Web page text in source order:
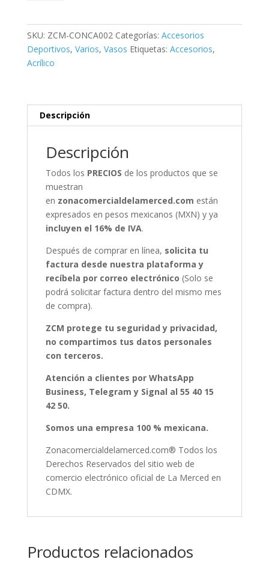
SKU: ZCM-CONCA002 Categorías: Accesorios
Deportivos, Varios, Vasos Etiquetas: Accesorios,
Acrílico
Descripción
Descripción
Todos los PRECIOS de los productos que se
muestran
en zonacomercialdelamerced.com están
expresados en pesos mexicanos (MXN) y ya
incluyen el 16% de IVA.
Después de comprar en línea, solicita tu
factura desde nuestra plataforma y
recíbela por correo electrónico (Solo se
podrá solicitar factura dentro del mismo mes
de compra).
ZCM protege tu seguridad y privacidad,
no compartimos tus datos personales
con terceros.
Atención a clientes por WhatsApp
Business, Telegram y Signal al 55 40 15
42 50.
Somos una empresa 100 % mexicana.
Zonacomercialdelamerced.com® Todos los
Derechos Reservados del sitio web de
comercio electrónico oficial de La Merced en
CDMX.
Productos relacionados